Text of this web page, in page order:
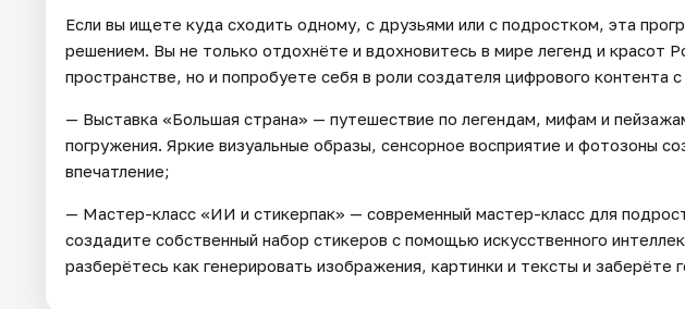
Если вы ищете куда сходить одному, с друзьями или с подростком, эта
решением. Вы не только отдохнёте и вдохновитесь в мире легенд и красот
пространстве, но и попробуете себя в роли создателя цифрового
— Выставка «Большая страна» — путешествие по легендам, мифам и
погружения. Яркие визуальные образы, сенсорное восприятие и фотозоны
впечатление;
— Мастер-класс «ИИ и стикерпак» — современный мастер-класс для
создадите собственный набор стикеров с помощью искусственного
разберётесь как генерировать изображения, картинки и тексты и заберёте